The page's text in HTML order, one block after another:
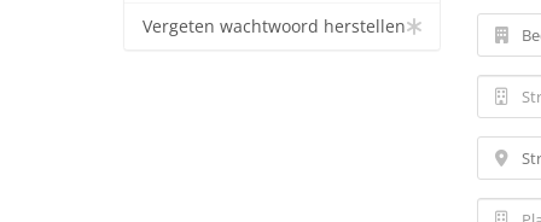
Vergeten wachtwoord herstellen